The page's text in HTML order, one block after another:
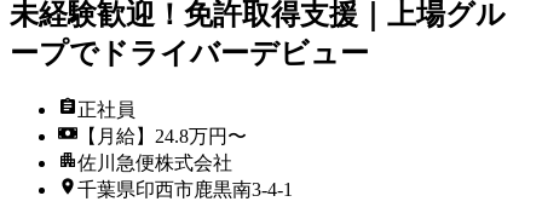
未経験歓迎！免許取得支援｜上場グル
ープでドライバーデビュー
正社員
【月給】24.8万円〜
佐川急便株式会社
千葉県印西市鹿黒南3-4-1